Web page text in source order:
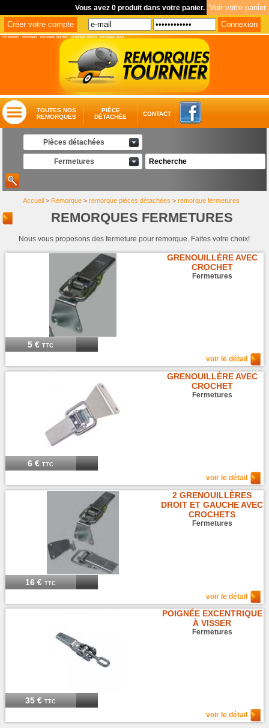
Vous avez 0 produit dans votre panier.
remorques -remorque -remorque tournier -remorque voiture -remorque moto
TOUTES NOS
REMORQUES
PIÈCE
DÉTACHÉE
CONTACT
Pièces détachées
Fermetures
Accueil > Remorque >remorque pièces détachées >remorque fermetures
REMORQUES FERMETURES
Nous vous proposons des fermeture pour remorque. Faites votre choix!
5 €TTC
GRENOUILLÈRE AVEC
CROCHET
Fermetures
voir le détail
6 €TTC
GRENOUILLÈRE AVEC
CROCHET
Fermetures
voir le détail
16 €TTC
2 GRENOUILLÈRES
DROIT ET GAUCHE AVEC
CROCHETS
Fermetures
voir le détail
35 €TTC
POIGNÉE EXCENTRIQUE
À VISSER
Fermetures
voir le détail